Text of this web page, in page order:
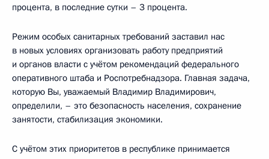
процента, в последние сутки – 3 процента.
Режим особых санитарных требований заставил нас
в новых условиях организовать работу предприятий
и органов власти с учётом рекомендаций федерального
оперативного штаба и Роспотребнадзора. Главная задача,
которую Вы, уважаемый Владимир Владимирович,
определили, – это безопасность населения, сохранение
занятости, стабилизация экономики.
С учётом этих приоритетов в республике принимается